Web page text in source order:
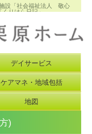
設「社会福祉法人 敬心
りはら日記」
デイサービス
ケアマネ・地域包括
地図
)